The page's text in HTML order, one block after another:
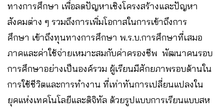
ทางการศึกษา เพื่อลดปัญหาเชิงโครงสร้างและปัญหา
สังคมต่าง ๆ รวมถึงการเพิ่มโอกาสในการเข้าถึงการ
ศึกษา เข้าถึงทุนทางการศึกษา พ.ร.บ.การศึกษาที่เสมอ
ภาคและค่าใช้จ่ายเหมาะสมกับค่าครองชีพ พัฒนาคนรอบ
การศึกษาอย่างเป็นองค์รวม ผู้เรียนมีศักยภาพรอบด้านใน
การใช้ชีวิตและการทำงาน ที่เท่าทันการเปลี่ยนแปลงใน
ยุคแห่งเทคโนโลยีและดิจิทัล ด้วยรูปแบบการเรียนแบบสห